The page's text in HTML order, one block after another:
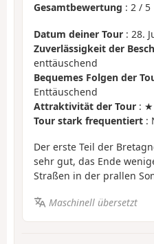
Gesamtbewertung : 2 / 5
Datum deiner Tour : 28.
Zuverlässigkeit der
enttäuschend
Bequemes Folgen der
Enttäuschend
Attraktivität der Tour :
Tour stark frequentiert :
Der erste Teil der
sehr gut, das Ende
Straßen in der prallen
Maschinell übersetzt